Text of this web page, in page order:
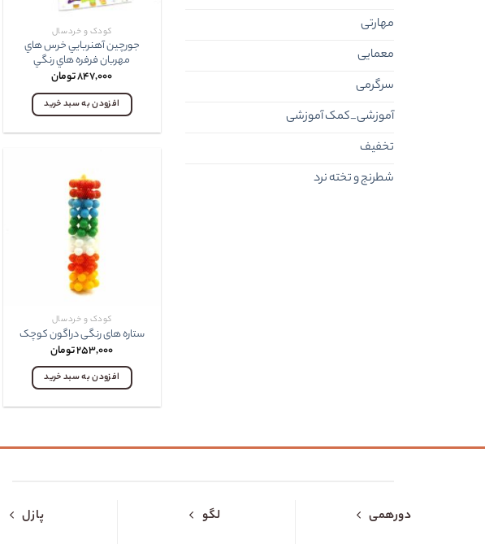
مهارتی
معمایی
سرگرمی
آموزشی_کمک آموزشی
تخفیف
شطرنج و تخته نرد
کودک و خردسال
جورچين آهنربايي خرس هاي
مهربان فرفره هاي رنگي
۸۴۷,۰۰۰تومان
افزودن به سبد خرید
کودک و خردسال
ستاره های رنگی دراگون کوچک
۲۵۳,۰۰۰تومان
افزودن به سبد خرید
دورهمی لگو پازل